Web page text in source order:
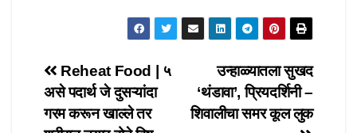
Post
navigation
उन्हाळ्यातला सुखद
‘थंडावा’, प्रियदर्शिनी –
शिवालीचा समर कूल लुक
Reheat Food | ५
असे पदार्थ जे दुसऱ्यांदा
गरम करून खाल्ले तर